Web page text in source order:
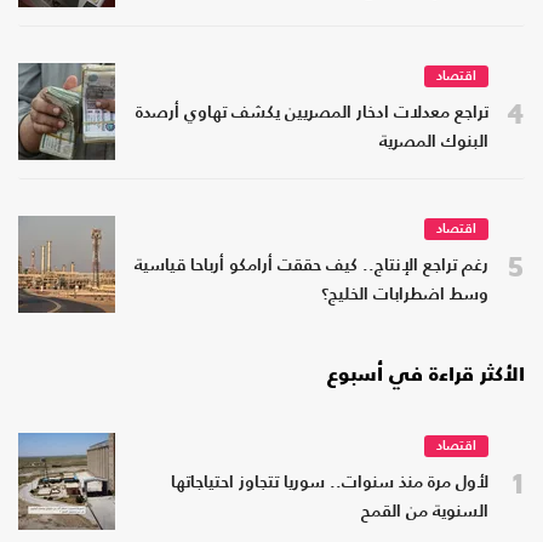
4
اقتصاد
تراجع معدلات ادخار المصريين يكشف تهاوي أرصدة
البنوك المصرية
5
اقتصاد
رغم تراجع الإنتاج.. كيف حققت أرامكو أرباحا قياسية
وسط اضطرابات الخليج؟
الأكثر قراءة في أسبوع
1
اقتصاد
لأول مرة منذ سنوات.. سوريا تتجاوز احتياجاتها
السنوية من القمح